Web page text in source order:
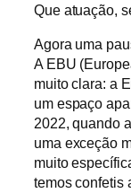
Que atuação,
Agora uma
A EBU
muito clara: a
um espaço
2022, quando
uma exceção
muito
temos confetis